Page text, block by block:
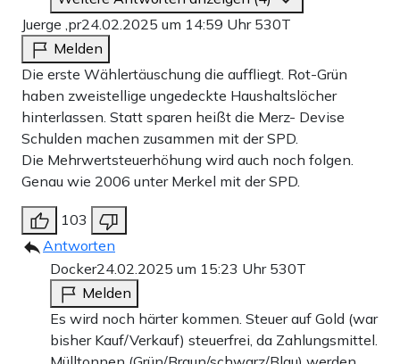
Juerge ,pr24.02.2025 um 14:59 Uhr 530T
Melden
Die erste Wählertäuschung die auffliegt. Rot-Grün
haben zweistellige ungedeckte Haushaltslöcher
hinterlassen. Statt sparen heißt die Merz- Devise
Schulden machen zusammen mit der SPD.
Die Mehrwertsteuerhöhung wird auch noch folgen.
Genau wie 2006 unter Merkel mit der SPD.
103
Antworten
Docker24.02.2025 um 15:23 Uhr 530T
Melden
Es wird noch härter kommen. Steuer auf Gold (war
bisher Kauf/Verkauf) steuerfrei, da Zahlungsmittel.